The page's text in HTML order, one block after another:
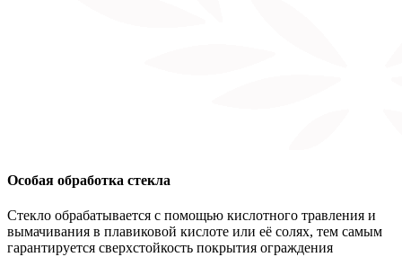
Особая обработка стекла
Стекло обрабатывается с помощью кислотного травления и
вымачивания в плавиковой кислоте или её солях, тем самым
гарантируется сверхстойкость покрытия ограждения